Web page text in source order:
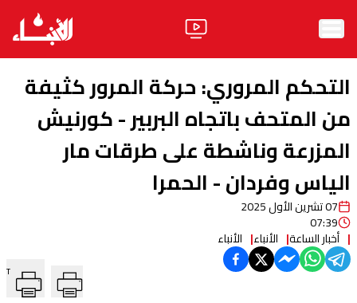
الأخبار
آراء
فيديو
مواقف
وليد جنبلاطالحزب
التحكم المروري: حركة المرور كثيفة
من المتحف باتجاه البربير - كورنيش
المزرعة وناشطة على طرقات مار
الياس وفردان - الحمرا
07 تشرين الأول 2025
07:39
أخبار الساعة الأنباء الأنباء
T